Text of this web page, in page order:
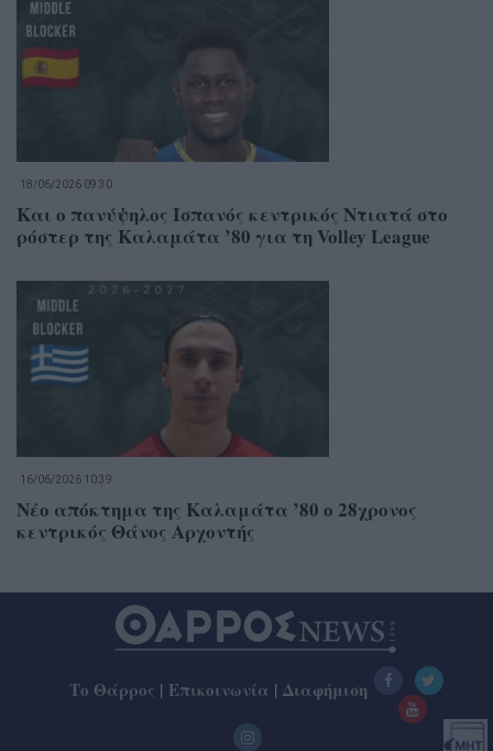
18/06/2026 09:30
Και ο πανύψηλος Ισπανός κεντρικός Ντιατά στο
ρόστερ της Καλαμάτα ’80 για τη Volley League
16/06/2026 10:39
Νέο απόκτημα της Καλαμάτα ’80 ο 28χρονος
κεντρικός Θάνος Αρχοντής
Το Θάρρος | Επικοινωνία | Διαφήμιση